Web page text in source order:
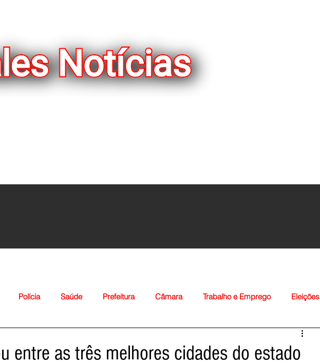
Polícia Saúde Prefeitura Câmara Trabalho e Emprego Eleições
entre as três melhores cidades do estado